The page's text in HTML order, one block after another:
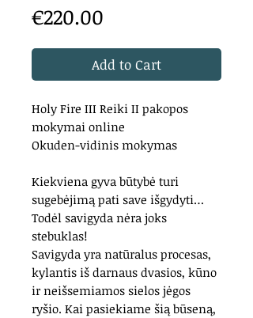
€220.00
Add to Cart
Holy Fire III Reiki II pakopos
mokymai online
Okuden-vidinis mokymas
Kiekviena gyva būtybė turi
sugebėjimą pati save išgydyti…
Todėl savigyda nėra joks
stebuklas!
Savigyda yra natūralus procesas,
kylantis iš darnaus dvasios, kūno
ir neišsemiamos sielos jėgos
ryšio. Kai pasiekiame šią būseną,